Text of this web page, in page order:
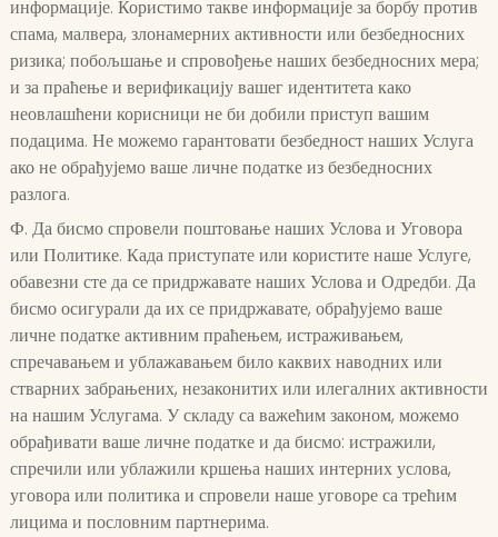
информације. Користимо такве информације за борбу против
спама, малвера, злонамерних активности или безбедносних
ризика; побољшање и спровођење наших безбедносних мера;
и за праћење и верификацију вашег идентитета како
неовлашћени корисници не би добили приступ вашим
подацима. Не можемо гарантовати безбедност наших Услуга
ако не обрађујемо ваше личне податке из безбедносних
разлога.
Ф. Да бисмо спровели поштовање наших Услова и Уговора
или Политике. Када приступате или користите наше Услуге,
обавезни сте да се придржавате наших Услова и Одредби. Да
бисмо осигурали да их се придржавате, обрађујемо ваше
личне податке активним праћењем, истраживањем,
спречавањем и ублажавањем било каквих наводних или
стварних забрањених, незаконитих или илегалних активности
на нашим Услугама. У складу са важећим законом, можемо
обрађивати ваше личне податке и да бисмо: истражили,
спречили или ублажили кршења наших интерних услова,
уговора или политика и спровели наше уговоре са трећим
лицима и пословним партнерима.